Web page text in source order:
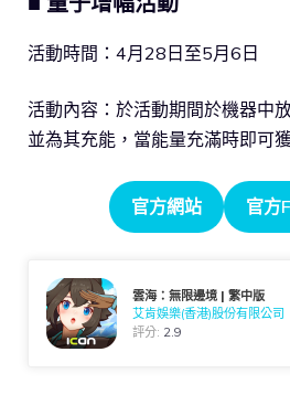
活動時間：4月28日至5月6日
活動內容：於活動期間於機器中
並為其充能，當能量充滿時即可
官方網站 官方
雲海：無限邊境 | 繁中版
艾肯娛樂(香港)股份有限公司
評分: 2.9